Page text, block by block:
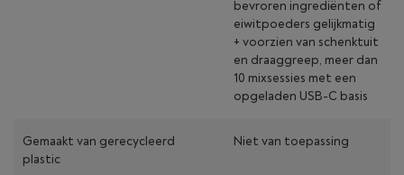
bevroren ingrediënten of
eiwitpoeders gelijkmatig
+ voorzien van schenktuit
en draaggreep, meer dan
10 mixsessies met een
opgeladen USB-C basis
Gemaakt van gerecycleerd
plastic
Niet van toepassing